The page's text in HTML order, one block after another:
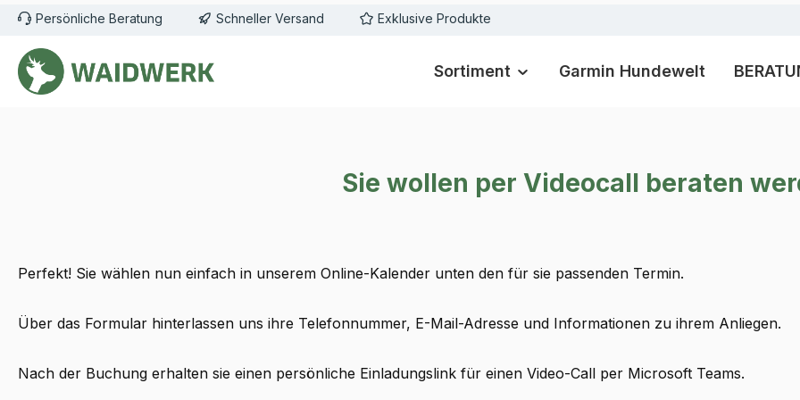
Hauptinhalt springen
Zur Suche springen
Zur Hauptnavigation springen
Persönliche Beratung Schneller Versand Exklusive Produkte
Sortiment Garmin Hundewelt
Sie wollen per Videocall beraten
Perfekt! Sie wählen nun einfach in unserem Online-Kalender unten den für sie passenden Termin.
Über das Formular hinterlassen uns ihre Telefonnummer, E-Mail-Ad­res­se und Informationen zu ihrem Anliegen.
Nach der Buchung erhalten sie einen persönliche Einladungslink für einen Video-Call per Microsoft Teams.